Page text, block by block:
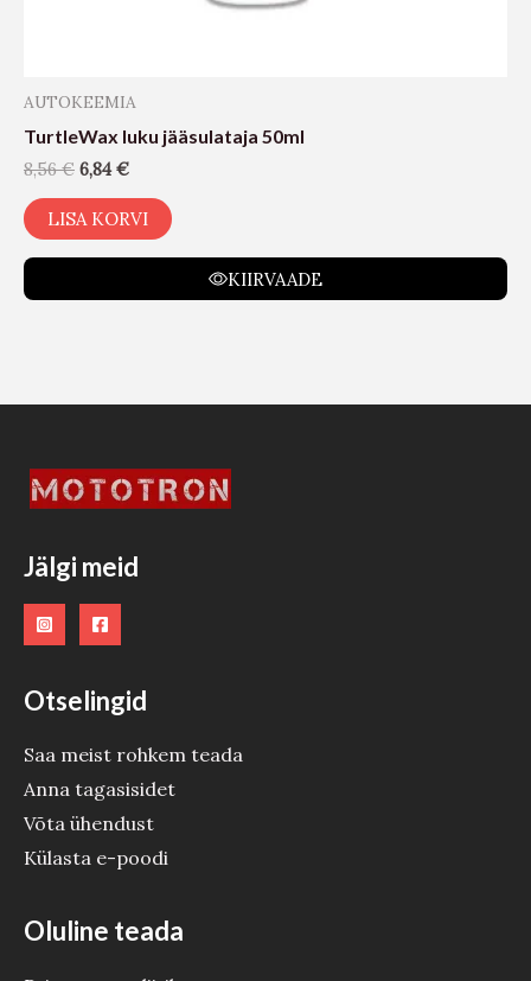
AUTOKEEMIA
TurtleWax luku jääsulataja 50ml
8,56€ 6,84€
LISA KORVI
KIIRVAADE
Jälgi meid
Otselingid
Saa meist rohkem teada
Anna tagasisidet
Võta ühendust
Külasta e-poodi
Oluline teada